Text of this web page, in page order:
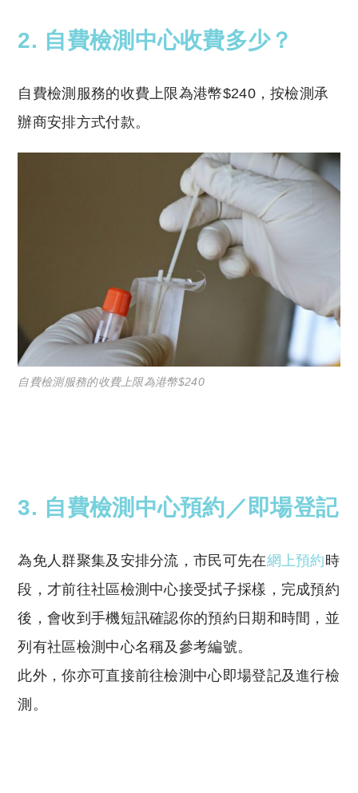
2. 自費檢測中心收費多少？
自費檢測服務的收費上限為港幣$240，按檢測承
辦商安排方式付款。
自費檢測服務的收費上限為港幣$240
3. 自費檢測中心預約／即場登記
為免人群聚集及安排分流，市民可先在網上預約時
段，才前往社區檢測中心接受拭子採樣，完成預約
後，會收到手機短訊確認你的預約日期和時間，並
列有社區檢測中心名稱及參考編號。
此外，你亦可直接前往檢測中心即場登記及進行檢
測。